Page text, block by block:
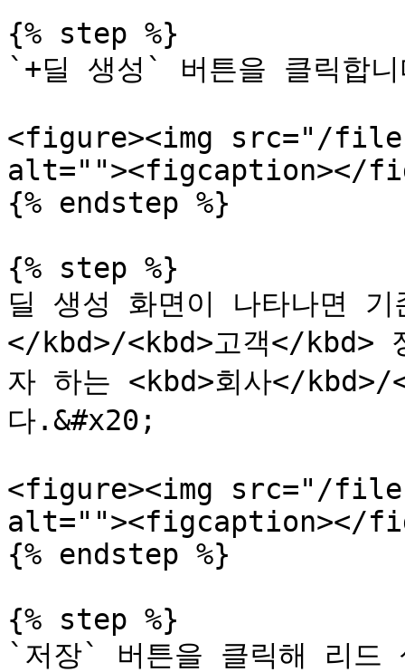
{% step %}
`+딜 생성` 버튼을 클릭합니
<figure><img src="/files/
alt=""><figcaption></
{% endstep %}
{% step %}
딜 생성 화면이 나타나면
</kbd>/<kbd>고객</kbd>
자 하는 <kbd>회사</kbd>/
다.&#x20;
<figure><img src="/files/
alt=""><figcaption></
{% endstep %}
{% step %}
`저장` 버튼을 클릭해 리드